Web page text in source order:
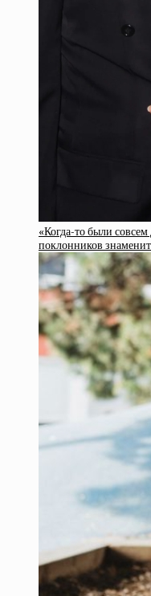
«Когда-то были
поклонников